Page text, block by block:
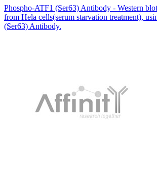
Phospho-ATF1 (Ser63) Antibody - Western
from Hela cells(serum starvation treatment),
(Ser63) Antibody.